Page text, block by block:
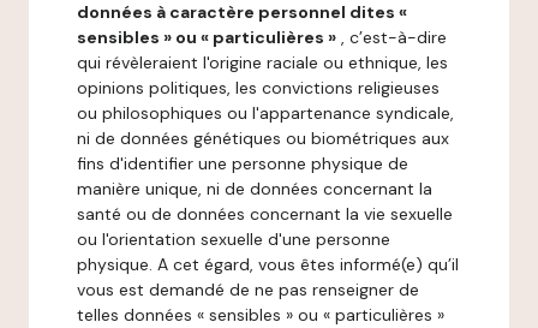
données à caractère personnel dites «
sensibles » ou « particulières » , c’est-à-dire
qui révèleraient l'origine raciale ou ethnique, les
opinions politiques, les convictions religieuses
ou philosophiques ou l'appartenance syndicale,
ni de données génétiques ou biométriques aux
fins d'identifier une personne physique de
manière unique, ni de données concernant la
santé ou de données concernant la vie sexuelle
ou l'orientation sexuelle d'une personne
physique. A cet égard, vous êtes informé(e) qu’il
vous est demandé de ne pas renseigner de
telles données « sensibles » ou « particulières »